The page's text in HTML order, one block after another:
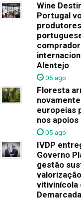
Wine
Portugal
produtores
Alentejo
05 ago
Floresta
europeias
nos apoios
05 ago
IVDP
Governo
gestão
vitivinícola